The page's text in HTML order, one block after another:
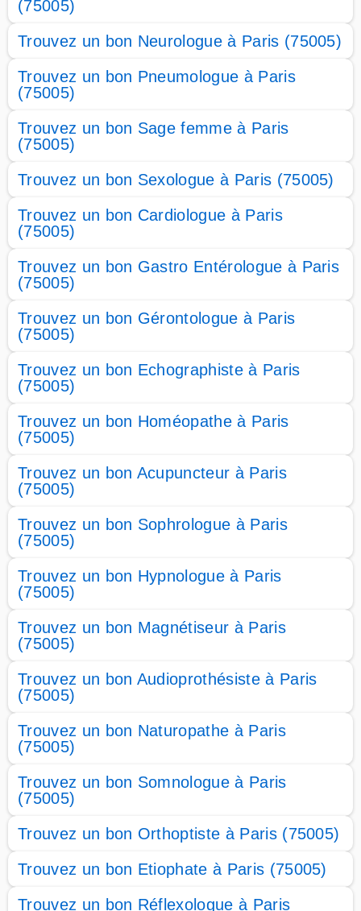
(75005)
Trouvez un bon Neurologue à Paris (75005)
Trouvez un bon Pneumologue à Paris
(75005)
Trouvez un bon Sage femme à Paris
(75005)
Trouvez un bon Sexologue à Paris (75005)
Trouvez un bon Cardiologue à Paris
(75005)
Trouvez un bon Gastro Entérologue à Paris
(75005)
Trouvez un bon Gérontologue à Paris
(75005)
Trouvez un bon Echographiste à Paris
(75005)
Trouvez un bon Homéopathe à Paris
(75005)
Trouvez un bon Acupuncteur à Paris
(75005)
Trouvez un bon Sophrologue à Paris
(75005)
Trouvez un bon Hypnologue à Paris
(75005)
Trouvez un bon Magnétiseur à Paris
(75005)
Trouvez un bon Audioprothésiste à Paris
(75005)
Trouvez un bon Naturopathe à Paris
(75005)
Trouvez un bon Somnologue à Paris
(75005)
Trouvez un bon Orthoptiste à Paris (75005)
Trouvez un bon Etiophate à Paris (75005)
Trouvez un bon Réflexologue à Paris